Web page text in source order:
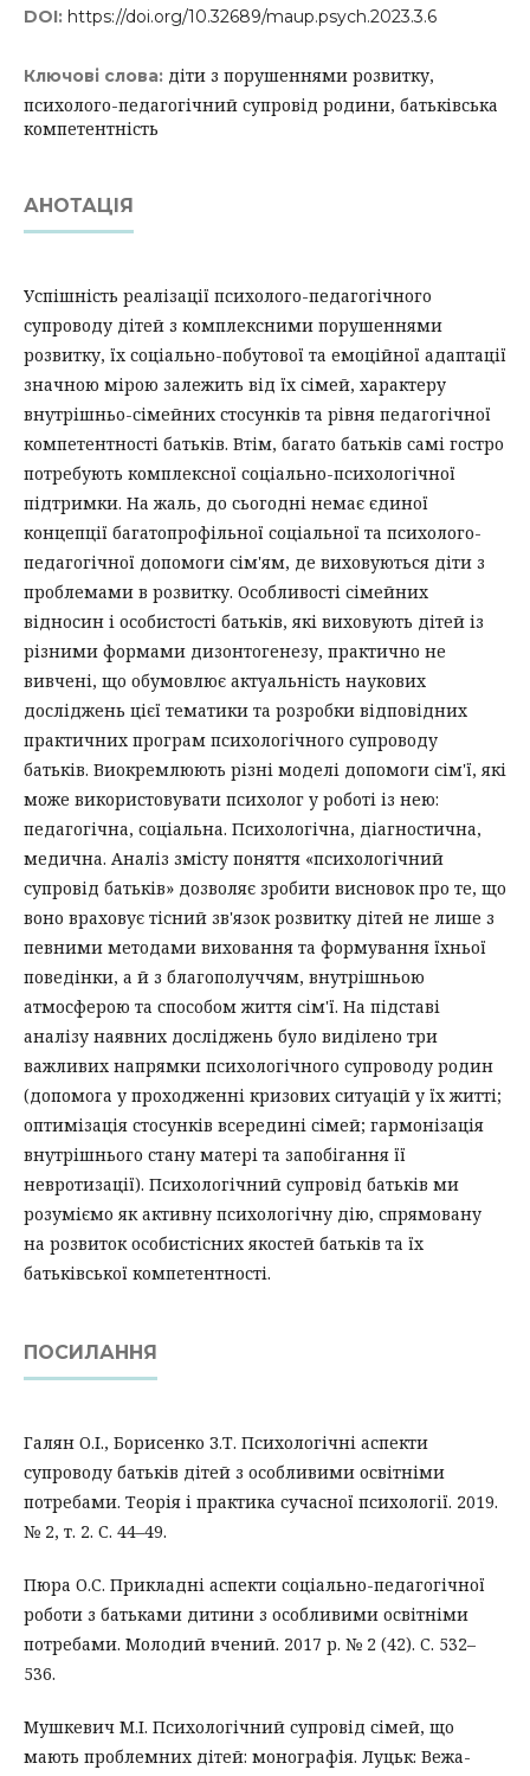
DOI: https://doi.org/10.32689/maup.psych.2023.3.6
Ключові слова: діти з порушеннями розвитку,
психолого-педагогічний супровід родини, батьківська
компетентність
АНОТАЦІЯ
Успішність реалізації психолого-педагогічного
супроводу дітей з комплексними порушеннями
розвитку, їх соціально-побутової та емоційної адаптації
значною мірою залежить від їх сімей, характеру
внутрішньо-сімейних стосунків та рівня педагогічної
компетентності батьків. Втім, багато батьків самі гостро
потребують комплексної соціально-психологічної
підтримки. На жаль, до сьогодні немає єдиної
концепції багатопрофільної соціальної та психолого-
педагогічної допомоги сім'ям, де виховуються діти з
проблемами в розвитку. Особливості сімейних
відносин і особистості батьків, які виховують дітей із
різними формами дизонтогенезу, практично не
вивчені, що обумовлює актуальність наукових
досліджень цієї тематики та розробки відповідних
практичних програм психологічного супроводу
батьків. Виокремлюють різні моделі допомоги сім'ї, які
може використовувати психолог у роботі із нею:
педагогічна, соціальна. Психологічна, діагностична,
медична. Аналіз змісту поняття «психологічний
супровід батьків» дозволяє зробити висновок про те, що
воно враховує тісний зв'язок розвитку дітей не лише з
певними методами виховання та формування їхньої
поведінки, а й з благополуччям, внутрішньою
атмосферою та способом життя сім'ї. На підставі
аналізу наявних досліджень було виділено три
важливих напрямки психологічного супроводу родин
(допомога у проходженні кризових ситуацій у їх житті;
оптимізація стосунків всередині сімей; гармонізація
внутрішнього стану матері та запобігання її
невротизації). Психологічний супровід батьків ми
розуміємо як активну психологічну дію, спрямовану
на розвиток особистісних якостей батьків та їх
батьківської компетентності.
ПОСИЛАННЯ
Галян О.І., Борисенко З.Т. Психологічні аспекти
супроводу батьків дітей з особливими освітніми
потребами. Теорія і практика сучасної психології. 2019.
№ 2, т. 2. С. 44–49.
Пюра О.С. Прикладні аспекти соціально-педагогічної
роботи з батьками дитини з особливими освітніми
потребами. Молодий вчений. 2017 р. № 2 (42). C. 532–
536.
Мушкевич М.І. Психологічний супровід сімей, що
мають проблемних дітей: монографія. Луцьк: Вежа-